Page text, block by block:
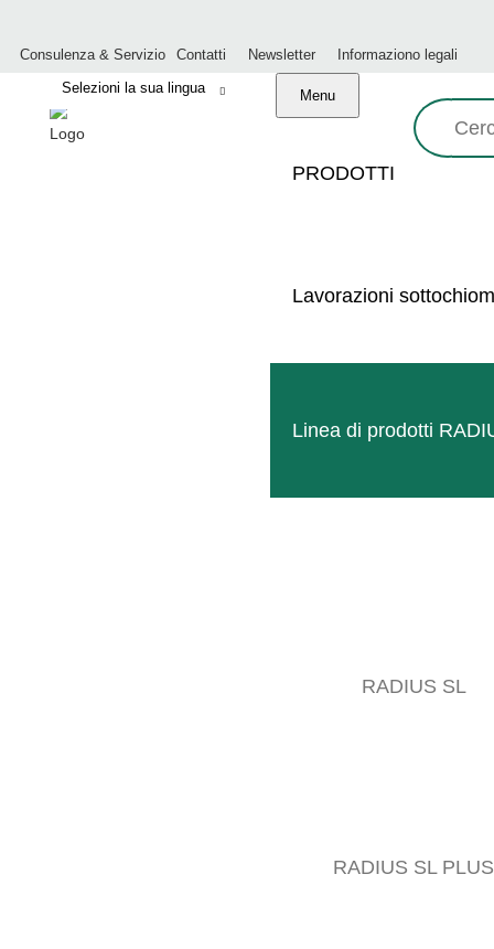
Consulenza & Servizio Contatti Newsletter Informaziono legali
Ricerca:
Menu
PRODOTTI
Lavorazioni
Linea di prodotti
RADIUS SL
RADIUS SL PLUS